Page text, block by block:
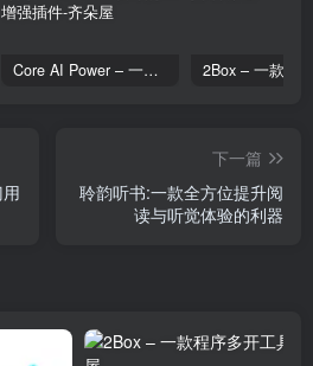
Core AI Power – 一款专为 WordPress 设计的 AI 增强插件
下一篇
聆韵听书:一款全方位提升阅
读与听觉体验的利器